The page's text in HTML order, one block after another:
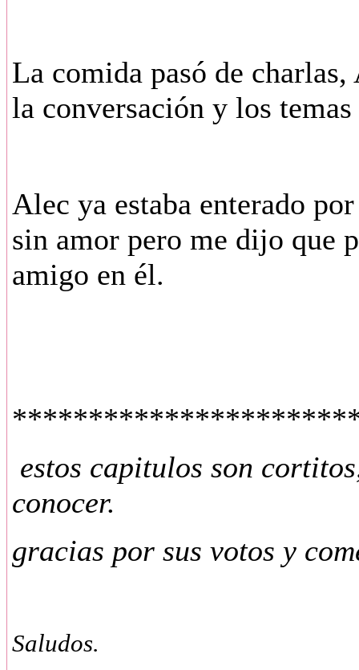
La comida pasó de
la conversación y los
Alec ya estaba enterado
sin amor pero me dijo que
amigo en él.
estos capitulos son
conocer.
gracias por sus votos y
Saludos.